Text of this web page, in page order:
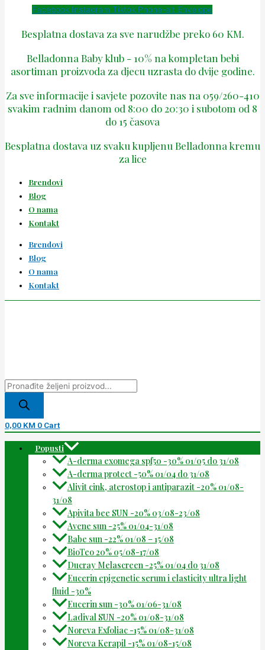
Facebook Instagram Tiktok Phone-alt Envelope
Besplatna dostava za sve narudžbe preko 60 KM.
Belladonna Baby klub - 10% na kompletan bebi
asortiman proizvoda za djecu uzrasta do dvije godine.
Za sve informacije i savjete pozovite nas na 059/260-410
svakim radnim danom od 8:00 do 20:30 i subotom od 8
do 15 časova
Besplatna dostava uz svaku kupljenu Belladonna kremu
za lice
Brendovi
Blog
O nama
Kontakt
Brendovi
Blog
O nama
Kontakt
0,00 KM 0 Cart
Popusti
A-derma exomega spf50 -30% 01/05 do 31/08
A-derma protect -50% 01/04 do 31/08
Alivit cink, aterostop i antiparazit -20% 01/08-
31/08
Apivita bee SUN -20% 03/08-23/08
Avene sun -25% 01/04-31/08
Babe sun -22% 01/08 – 15/08
BioTeo 20% 05/08-17/08
Ducray Melascreen -25% 01/04 do 31/08
Eucerin epigenetic serum i elasticity ultra light
fluid -30%
Eucerin sun -30% 01/06-31/08
Ladival SUN -20% 01/08-31/08
Noreva Exfoliac -15% 01/08-31/08
Noreva Kerapil -15% 01/08-15/08